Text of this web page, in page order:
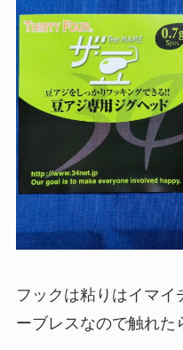
フックは粘りはイマ
ーブレスなので触れた